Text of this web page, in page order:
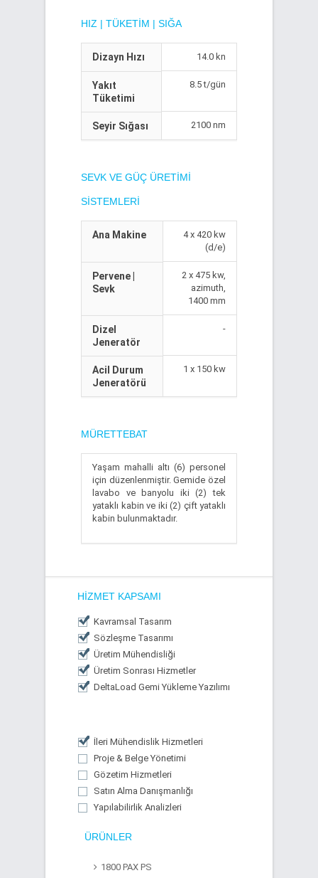
HIZ | TÜKETIM | SIĞA
Dizayn Hızı 14.0 kn
Yakıt
Tüketimi
8.5 t/gün
Seyir Sığası 2100 nm
SEVK VE GÜÇ ÜRETIMI
SISTEMLERI
Ana Makine
4 x 420 kw
(d/e)
Pervene |
Sevk
2 x 475 kw,
azimuth,
1400 mm
Dizel
Jeneratör
-
Acil Durum
Jeneratörü
1 x 150 kw
MÜRETTEBAT
Yaşam mahalli altı (6) personel
için düzenlenmiştir. Gemide özel
lavabo ve banyolu iki (2) tek
yataklı kabin ve iki (2) çift yataklı
kabin bulunmaktadır.
HIZMET KAPSAMI
Kavramsal Tasarım
Sözleşme Tasarımı
Üretim Mühendisliği
Üretim Sonrası Hizmetler
DeltaLoad Gemi Yükleme Yazılımı
İleri Mühendislik Hizmetleri
Proje & Belge Yönetimi
Gözetim Hizmetleri
Satın Alma Danışmanlığı
Yapılabilirlik Analizleri
ÜRÜNLER
1800 PAX PS